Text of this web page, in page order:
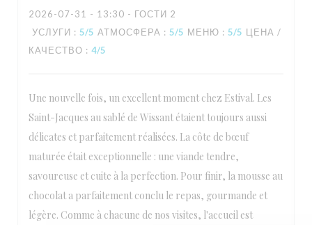
2026-07-31 - 13:30 - ГОСТИ 2
УСЛУГИ : 5/5 АТМОСФЕРА : 5/5 МЕНЮ : 5/5 ЦЕНА /
КАЧЕСТВО : 4/5
Une nouvelle fois, un excellent moment chez Estival. Les
Saint-Jacques au sablé de Wissant étaient toujours aussi
délicates et parfaitement réalisées. La côte de bœuf
maturée était exceptionnelle : une viande tendre,
savoureuse et cuite à la perfection. Pour finir, la mousse au
chocolat a parfaitement conclu le repas, gourmande et
légère. Comme à chacune de nos visites, l'accueil est